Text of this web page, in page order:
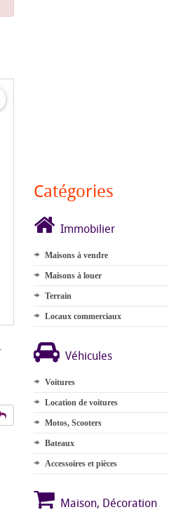
Catégories
Immobilier
Maisons à vendre
Maisons à louer
Terrain
Locaux commerciaux
Véhicules
Voitures
Location de voitures
Motos, Scooters
Bateaux
Accessoires et pièces
Maison, Décoration